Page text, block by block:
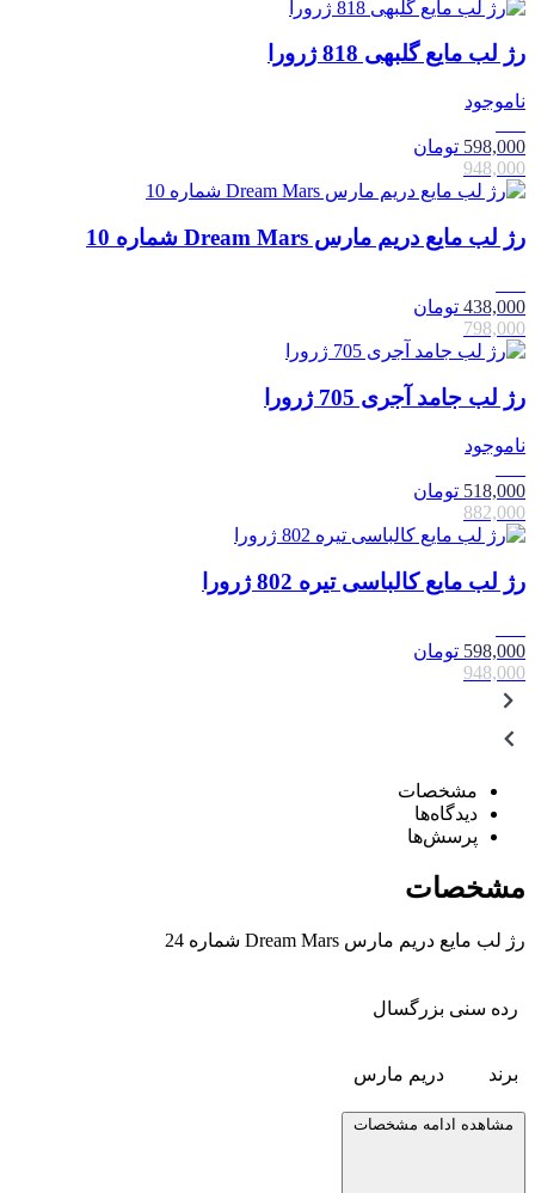
رژ لب مایع گلبهی 818 ژرورا
ناموجود
598,000 تومان
948,000
رژ لب مایع دریم مارس Dream Mars شماره 10
438,000 تومان
798,000
رژ لب جامد آجری 705 ژرورا
ناموجود
518,000 تومان
882,000
رژ لب مایع کالباسی تیره 802 ژرورا
598,000 تومان
948,000
مشخصات
دیدگاه‌ها
پرسش‌ها
مشخصات
رژ لب مایع دریم مارس Dream Mars شماره 24
رده سنی بزرگسال
برند دریم مارس
مشاهده ادامه مشخصات